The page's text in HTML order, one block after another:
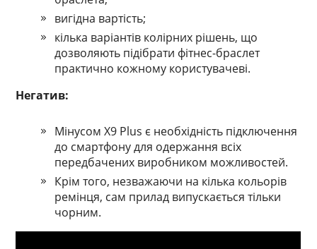
вигідна вартість;
кілька варіантів колірних рішень, що
дозволяють підібрати фітнес-браслет
практично кожному користувачеві.
Негатив:
Мінусом X9 Plus є необхідність підключення
до смартфону для одержання всіх
передбачених виробником можливостей.
Крім того, незважаючи на кілька кольорів
ремінця, сам прилад випускається тільки
чорним.